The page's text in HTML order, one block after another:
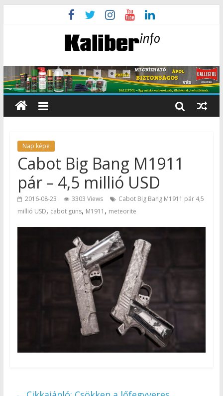
Nap képe
Cabot Big Bang M1911
pár – 4,5 millió USD
2016-08-23 3303 Views
Cabot Big Bang M1911 pár 4,5
millió USD, cabot guns, M1911 , meteorite